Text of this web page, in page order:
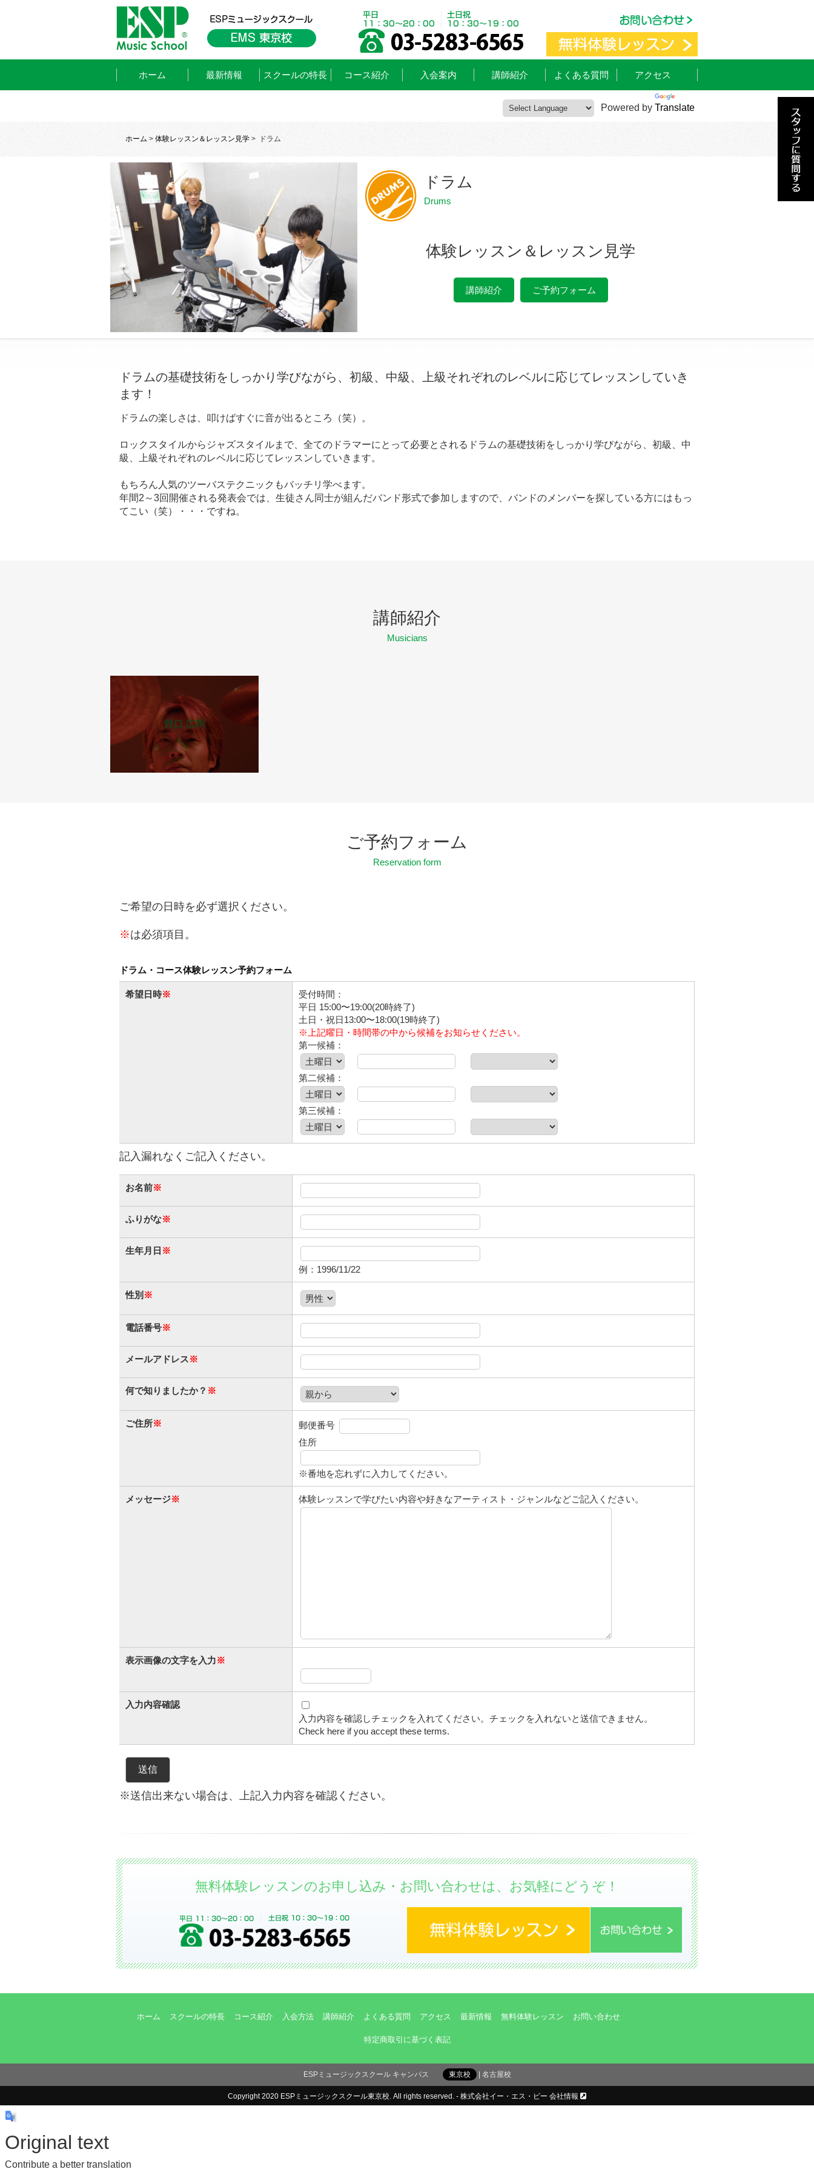
ホーム 最新情報 スクールの特長 コース紹介 入会案内 講師紹介 よくある質問 アクセス
Powered by Translate
ホーム > 体験レッスン＆レッスン見学 > ドラム
ドラム
Drums
体験レッスン＆レッスン見学
講師紹介 ご予約フォーム
ドラムの基礎技術をしっかり学びながら、初級、中級、上級それぞれのレベルに応じてレッスンしていき
ます！
ドラムの楽しさは、叩けばすぐに音が出るところ（笑）。
ロックスタイルからジャズスタイルまで、全てのドラマーにとって必要とされるドラムの基礎技術をしっかり学びながら、初級、中
級、上級それぞれのレベルに応じてレッスンしていきます。
もちろん人気のツーバステクニックもバッチリ学べます。
年間2～3回開催される発表会では、生徒さん同士が組んだバンド形式で参加しますので、バンドのメンバーを探している方にはもっ
てこい（笑）・・・ですね。
講師紹介
Musicians
野口 広明
ご予約フォーム
Reservation form
ご希望の日時を必ず選択ください。
※は必須項目。
ドラム・コース体験レッスン予約フォーム
希望日時※
受付時間：
平日 15:00〜19:00(20時終了)
土日・祝日13:00〜18:00(19時終了)
※上記曜日・時間帯の中から候補をお知らせください。
第一候補：
第二候補：
第三候補：
記入漏れなくご記入ください。
お名前※
ふりがな※
生年月日 ※
例：1996/11/22
性別 ※
電話番号※
メールアドレス※
何で知りましたか？ ※
ご住所※
郵便番号
住所
※番地を忘れずに入力してください。
メッセージ※ 体験レッスンで学びたい内容や好きなアーティスト・ジャンルなどご記入ください。
表示画像の文字を入力※
入力内容確認
入力内容を確認しチェックを入れてください。チェックを入れないと送信できません。
Check here if you accept these terms.
※送信出来ない場合は、上記入力内容を確認ください。
無料体験レッスンのお申し込み・お問い合わせは、お気軽にどうぞ！
ホーム スクールの特長 コース紹介 入会方法 講師紹介 よくある質問 アクセス 最新情報 無料体験レッスン お問い合わせ
特定商取引に基づく表記
ESPミュージックスクール キャンパス 東京校 名古屋校
Copyright 2020 ESPミュージックスクール東京校. All rights reserved. - 株式会社イー・エス・ピー 会社情報
Original text
Contribute a better translation